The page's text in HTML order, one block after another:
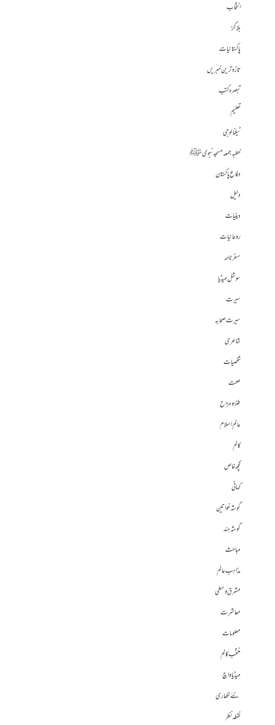
انتخاب
بلاگز
پاکستانیات
تازہ ترین خبریں
تبصرہ کتب
تعلیم
ٹیکنالوجی
خطبہ جمعہ مسجد نبوی ﷺ
دفاع پاکستان
دلیل
دینیات
روحانیات
سفرنامہ
سوشل میڈیا
سیرت
سیرت صحابہ
شاعری
شخصیات
صحت
طنز و مزاح
عالم اسلام
کالم
کچھ خاص
کہانی
گوشہ خواتین
گوشہ ہند
مباحث
مذاہب عالم
مشرق وسطی
معاشرت
معلومات
منتخب کالم
میڈیا واچ
نئے لکھاری
نقطہ نظر